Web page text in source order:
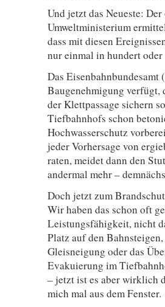
Und jetzt das Neueste:
Umweltministerium
dass mit diesen
nur einmal in hundert
Das
Baugenehmigung verfügt,
der Klettpassage sichern
Tiefbahnhofs schon
Hochwasserschutz
jeder Vorhersage von
raten, meidet dann den
andermal mehr –
Doch jetzt zum
Wir haben das schon oft
Leistungsfähigkeit, nicht
Platz auf den
Gleisneigung oder das
Evakuierung im
– jetzt ist es aber wirklich
mich mal aus dem Fenster.